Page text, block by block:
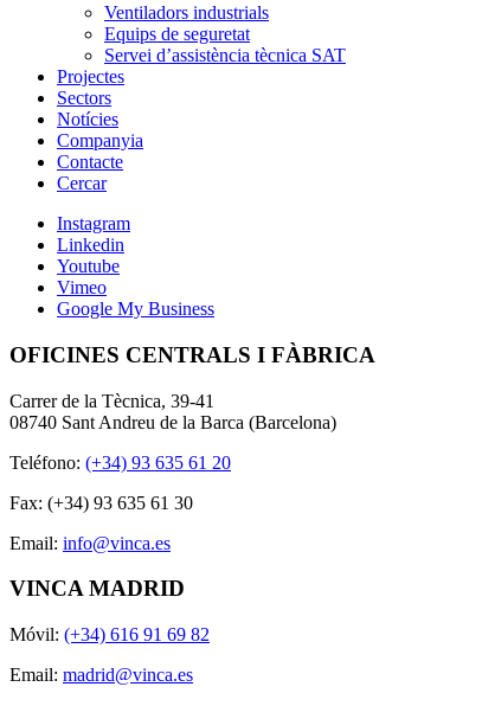
Ventiladors industrials
Equips de seguretat
Servei d’assistència tècnica SAT
Projectes
Sectors
Notícies
Companyia
Contacte
Cercar
Instagram
Linkedin
Youtube
Vimeo
Google My Business
OFICINES CENTRALS I FÀBRICA
Carrer de la Tècnica, 39-41
08740 Sant Andreu de la Barca (Barcelona)
Teléfono: (+34) 93 635 61 20
Fax: (+34) 93 635 61 30
Email: info@vinca.es
VINCA MADRID
Móvil: (+34) 616 91 69 82
Email: madrid@vinca.es